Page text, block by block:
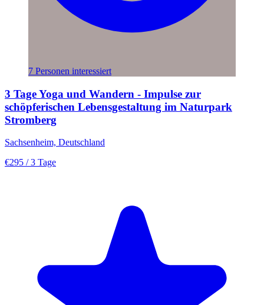
7 Personen interessiert
3 Tage Yoga und Wandern - Impulse zur
schöpferischen Lebensgestaltung im Naturpark
Stromberg
Sachsenheim, Deutschland
€295 / 3 Tage